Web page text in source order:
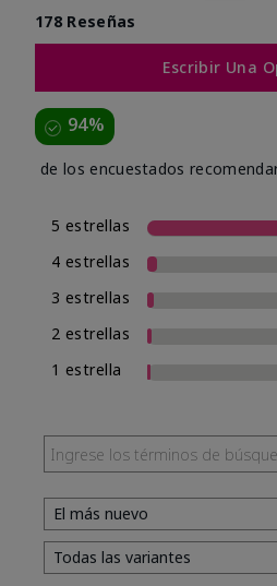
178 Reseñas
Escribir Una
94%
de los encuestados
5 estrellas
4 estrellas
3 estrellas
2 estrellas
1 estrella